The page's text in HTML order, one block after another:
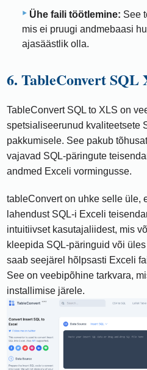
Ühe faili töötlemine: See
mis ei pruugi andmebaasi
ajasäästlik olla.
6. TableConvert SQL
TableConvert SQL to XLS on
spetsialiseerunud kvaliteetsete
pakkumisele. See pakub
vajavad SQL-päringute
andmed Exceli vormingusse.
tableConvert on uhke selle üle,
lahendust SQL-i Exceli
intuitiivset kasutajaliidest, mis
kleepida SQL-päringuid või
saab seejärel hõlpsasti Exceli
See on veebipõhine tarkvara,
installimise järele.